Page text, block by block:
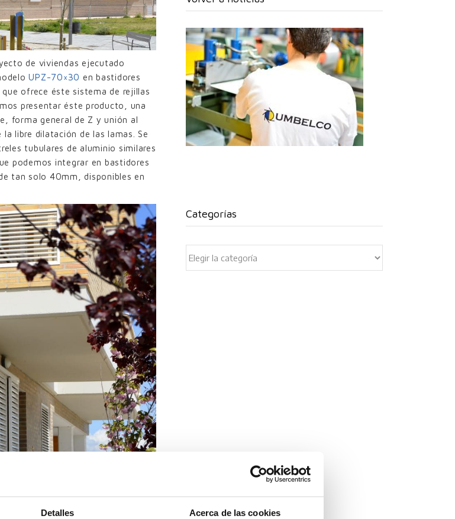
Detalles Acerca de las cookies
de viviendas ejecutado
UPZ-70×30 en bastidores
ofrece éste sistema de rejillas
presentar éste producto, una
forma general de Z y unión al
libre dilatación de las lamas. Se
tubulares de aluminio similares
podemos integrar en bastidores
tan solo 40mm, disponibles en
Categorías